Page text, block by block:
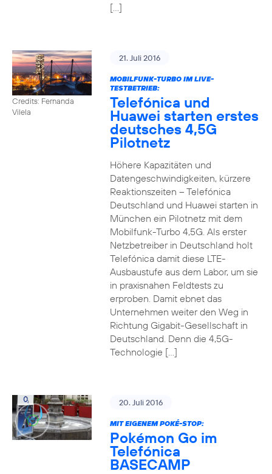
[…]
Credits: Fernanda
Vilela
21. Juli 2016
MOBILFUNK-TURBO IM LIVE-
TESTBETRIEB:
Telefónica und
Huawei starten erstes
deutsches 4,5G
Pilotnetz
Höhere Kapazitäten und
Datengeschwindigkeiten, kürzere
Reaktionszeiten – Telefónica
Deutschland und Huawei starten in
München ein Pilotnetz mit dem
Mobilfunk-Turbo 4,5G. Als erster
Netzbetreiber in Deutschland holt
Telefónica damit diese LTE-
Ausbaustufe aus dem Labor, um sie
in praxisnahen Feldtests zu
erproben. Damit ebnet das
Unternehmen weiter den Weg in
Richtung Gigabit-Gesellschaft in
Deutschland. Denn die 4,5G-
Technologie […]
20. Juli 2016
MIT EIGENEM POKÉ-STOP:
Pokémon Go im
Telefónica
BASECAMP